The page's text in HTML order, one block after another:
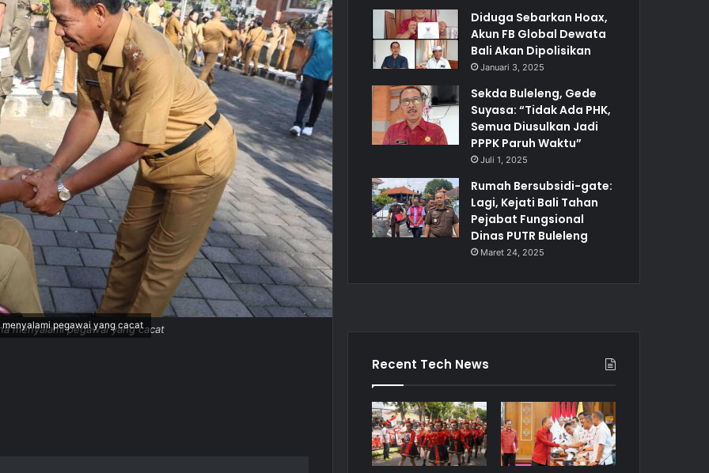
menyalami pegawai yang cacat
menyalami pegawai yang cacat
Diduga Sebarkan Hoax,
Akun FB Global Dewata
Bali Akan Dipolisikan
Januari 3, 2025
Sekda Buleleng, Gede
Suyasa: “Tidak Ada PHK,
Semua Diusulkan Jadi
PPPK Paruh Waktu”
Juli 1, 2025
Rumah Bersubsidi-gate:
Lagi, Kejati Bali Tahan
Pejabat Fungsional
Dinas PUTR Buleleng
Maret 24, 2025
Recent Tech News